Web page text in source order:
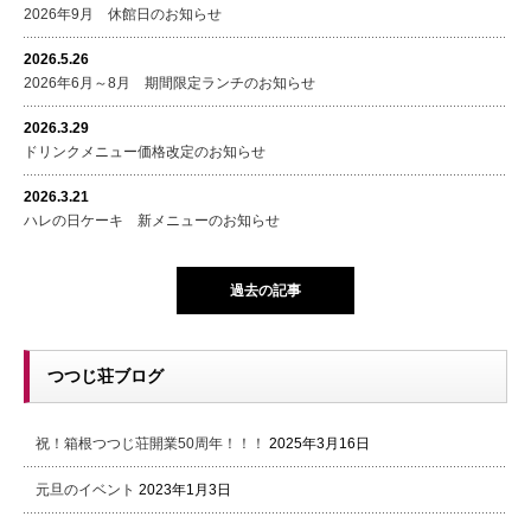
2026年9月 休館日のお知らせ
2026.5.26
2026年6月～8月 期間限定ランチのお知らせ
2026.3.29
ドリンクメニュー価格改定のお知らせ
2026.3.21
ハレの日ケーキ 新メニューのお知らせ
過去の記事
つつじ荘ブログ
祝！箱根つつじ荘開業50周年！！！ 2025年3月16日
元旦のイベント 2023年1月3日